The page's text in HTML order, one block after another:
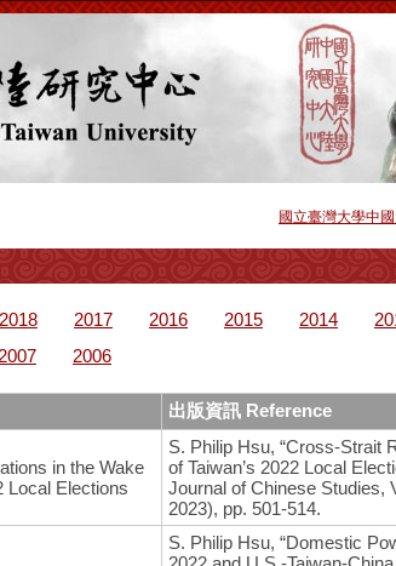
國立臺灣大學中
2018 2017 2016 2015 2014
2007 2006
出版資訊 Reference
in the Wake
Local Elections
S. Philip Hsu, “Cross-Strait
of Taiwan’s 2022 Local
Journal of Chinese Studies,
2023), pp. 501-514.
S. Philip Hsu, “Domestic